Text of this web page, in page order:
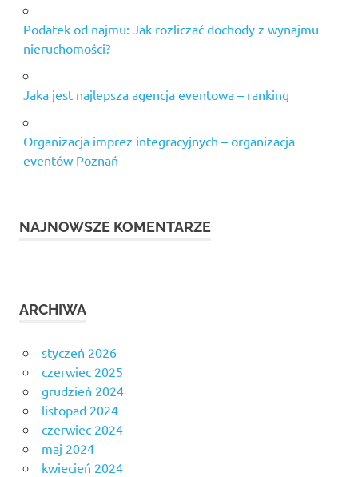
Podatek od najmu: Jak rozliczać dochody z wynajmu
nieruchomości?
Jaka jest najlepsza agencja eventowa – ranking
Organizacja imprez integracyjnych – organizacja
eventów Poznań
NAJNOWSZE KOMENTARZE
ARCHIWA
styczeń 2026
czerwiec 2025
grudzień 2024
listopad 2024
czerwiec 2024
maj 2024
kwiecień 2024